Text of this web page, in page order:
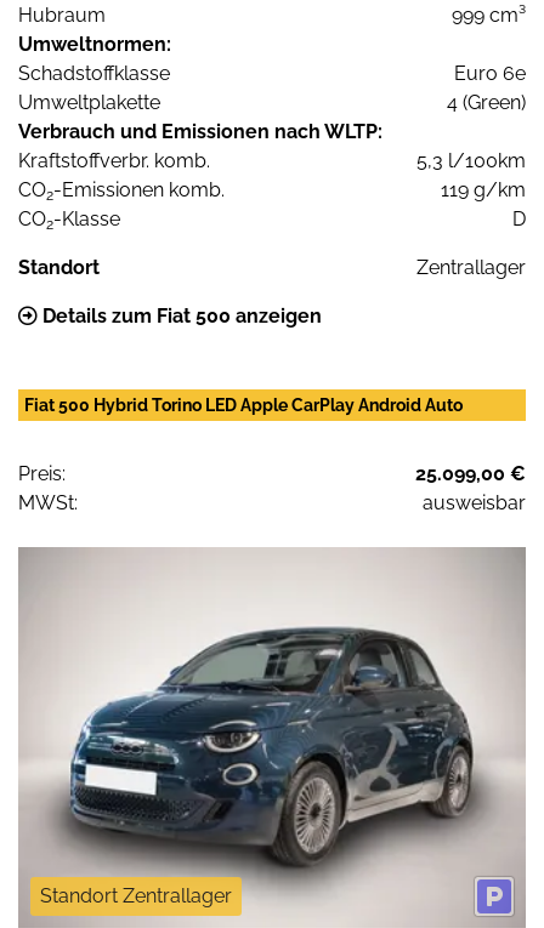
Hubraum
999 cm³
Umweltnormen:
Schadstoffklasse
Euro 6e
Umweltplakette
4 (Green)
Verbrauch und Emissionen nach WLTP:
Kraftstoffverbr. komb.
5,3 l/100km
CO2-Emissionen komb.
119 g/km
CO2-Klasse D
Standort Zentrallager
Details zum Fiat 500 anzeigen
Fiat 500 Hybrid Torino LED Apple CarPlay Android Auto
Preis:
25.099,00 €
MWSt:
ausweisbar
Standort Zentrallager